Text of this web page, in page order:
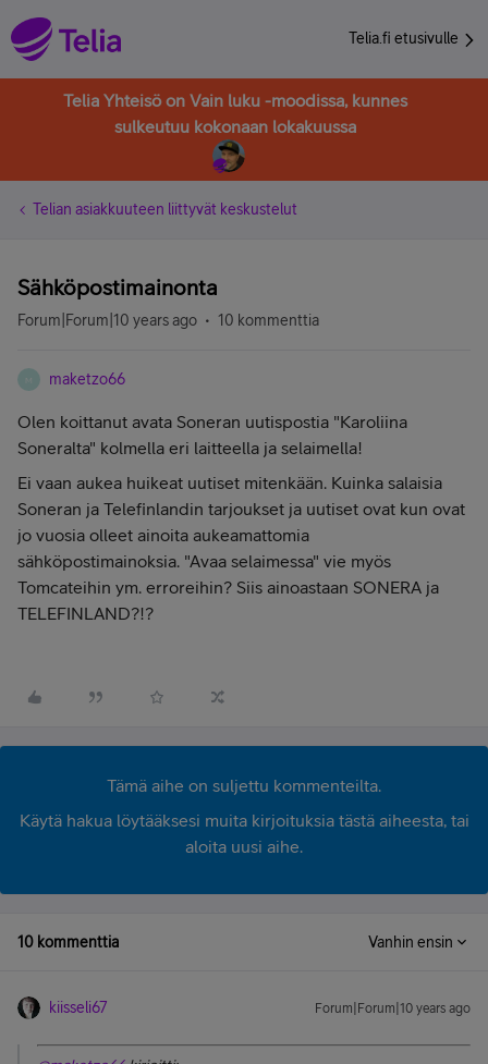
Telia.fi etusivulle
Telia Yhteisö on Vain luku -moodissa, kunnes
sulkeutuu kokonaan lokakuussa
Telian asiakkuuteen liittyvät keskustelut
Sähköpostimainonta
Forum|Forum|10 years ago 10 kommenttia
M maketzo66
Olen koittanut avata Soneran uutispostia "Karoliina
Soneralta" kolmella eri laitteella ja selaimella!
Ei vaan aukea huikeat uutiset mitenkään. Kuinka salaisia
Soneran ja Telefinlandin tarjoukset ja uutiset ovat kun ovat
jo vuosia olleet ainoita aukeamattomia
sähköpostimainoksia. "Avaa selaimessa" vie myös
Tomcateihin ym. erroreihin? Siis ainoastaan SONERA ja
TELEFINLAND?!?
Tämä aihe on suljettu kommenteilta.
Käytä hakua löytääksesi muita kirjoituksia tästä aiheesta, tai
aloita uusi aihe.
10 kommenttia Vanhin ensin
kiisseli67 Forum|Forum|10 years ago